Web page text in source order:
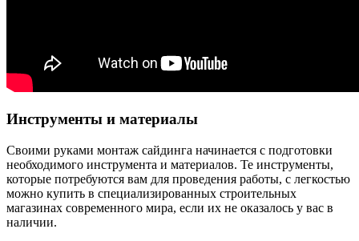
Инструменты и материалы
Своими руками монтаж сайдинга начинается с подготовки
необходимого инструмента и материалов. Те инструменты,
которые потребуются вам для проведения работы, с легкостью
можно купить в специализированных строительных
магазинах современного мира, если их не оказалось у вас в
наличии.